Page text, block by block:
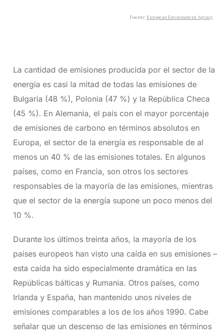
La cantidad de emisiones producida por el sector de la
energía es casi la mitad de todas las emisiones de
Bulgaria (48 %), Polonia (47 %) y la República Checa
(45 %). En Alemania, el país con el mayor porcentaje
de emisiones de carbono en términos absolutos en
Europa, el sector de la energía es responsable de al
menos un 40 % de las emisiones totales. En algunos
países, como en Francia, son otros los sectores
responsables de la mayoría de las emisiones, mientras
que el sector de la energía supone un poco menos del
10 %.
Durante los últimos treinta años, la mayoría de los
países europeos han visto una caída en sus emisiones –
esta caída ha sido especialmente dramática en las
Repúblicas bálticas y Rumania. Otros países, como
Irlanda y España, han mantenido unos niveles de
emisiones comparables a los de los años 1990. Cabe
señalar que un descenso de las emisiones en términos